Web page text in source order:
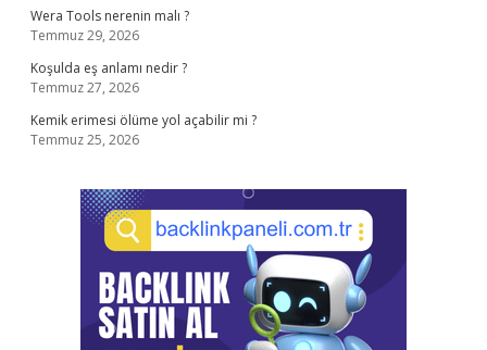
Wera Tools nerenin malı ?
Temmuz 29, 2026
Koşulda eş anlamı nedir ?
Temmuz 27, 2026
Kemik erimesi ölüme yol açabilir mi ?
Temmuz 25, 2026